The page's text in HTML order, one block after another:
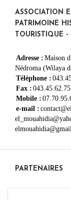
ASSOCIATION
PATRIMOINE
TOURISTIQUE
Adresse : Maison
Nédroma (Wilaya
Téléphone :
Fax : 043.45.62.75
Mobile :
e-mail :
PARTENAIRES